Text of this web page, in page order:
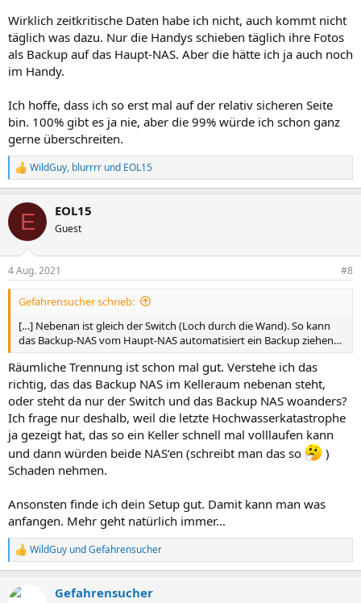
Wirklich zeitkritische Daten habe ich nicht, auch kommt nicht
täglich was dazu. Nur die Handys schieben täglich ihre Fotos
als Backup auf das Haupt-NAS. Aber die hätte ich ja auch noch
im Handy.
Ich hoffe, dass ich so erst mal auf der relativ sicheren Seite
bin. 100% gibt es ja nie, aber die 99% würde ich schon ganz
gerne überschreiten.
R
e
k
i
e
n
WildGuy, blurrrr und EOL15
E EOL15
Guest
4 Aug. 2021 #8
Gefahrensucher schrieb:
[…] Nebenan ist gleich der Switch (Loch durch die Wand). So kann
das Backup-NAS vom Haupt-NAS automatisiert ein Backup ziehen…
Räumliche Trennung ist schon mal gut. Verstehe ich das
richtig, das das Backup NAS im Kelleraum nebenan steht,
oder steht da nur der Switch und das Backup NAS woanders?
Ich frage nur deshalb, weil die letzte Hochwasserkatastrophe
ja gezeigt hat, das so ein Keller schnell mal volllaufen kann
und dann würden beide NAS‘en (schreibt man das so
)
Schaden nehmen.
Ansonsten finde ich dein Setup gut. Damit kann man was
anfangen. Mehr geht natürlich immer…
R
e
k
WildGuy undGefahrensucher
Gefahrensucher